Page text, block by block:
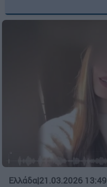
Ελλάδα|21.03.2026 13:49